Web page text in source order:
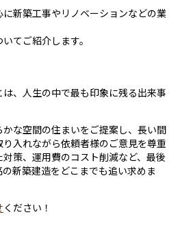
新築工事やリノベーションなどの業
てご紹介します。
、人生の中で最も印象に残る出来事
な空間の住まいをご提案し、長い間
入れながら依頼者様のご意見を尊重
策、運用費のコスト削減など、最後
新築建造をどこまでも追い求めま
ください！